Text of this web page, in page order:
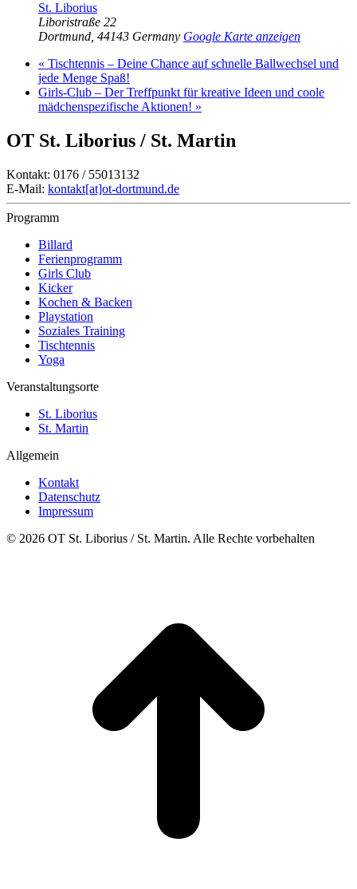
St. Liborius
Liboristraße 22
Dortmund, 44143 Germany Google Karte anzeigen
« Tischtennis – Deine Chance auf schnelle Ballwechsel und
jede Menge Spaß!
Girls-Club – Der Treffpunkt für kreative Ideen und coole
mädchenspezifische Aktionen! »
OT St. Liborius / St. Martin
Kontakt: 0176 / 55013132
E-Mail: kontakt[at]ot-dortmund.de
Programm
Billard
Ferienprogramm
Girls Club
Kicker
Kochen & Backen
Playstation
Soziales Training
Tischtennis
Yoga
Veranstaltungsorte
St. Liborius
St. Martin
Allgemein
Kontakt
Datenschutz
Impressum
© 2026 OT St. Liborius / St. Martin. Alle Rechte vorbehalten